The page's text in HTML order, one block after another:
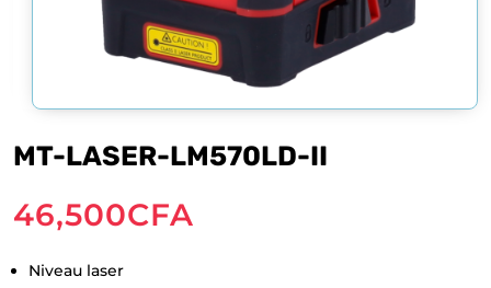
MT-LASER-LM570LD-II
46,500CFA
Niveau laser